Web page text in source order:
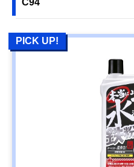
C94
PICK UP!